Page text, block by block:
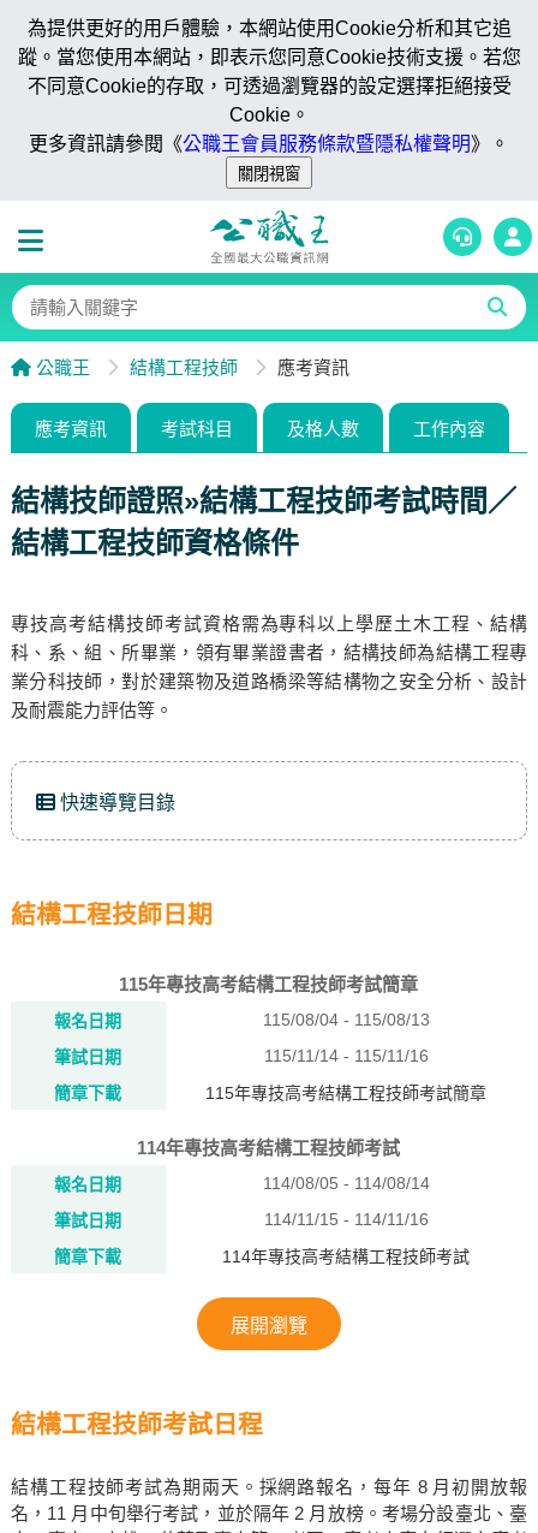
為提供更好的用戶體驗，本網站使用Cookie分析和其它追
蹤。當您使用本網站，即表示您同意Cookie技術支援。若您
不同意Cookie的存取，可透過瀏覽器的設定選擇拒絕接受
Cookie。
更多資訊請參閱《公職王會員服務條款暨隱私權聲明》。
公職王 結構工程技師 應考資訊
應考資訊 考試科目 及格人數 工作內容
結構技師證照»結構工程技師考試時間／
結構工程技師資格條件
專技高考結構技師考試資格需為專科以上學歷土木工程、結構
科、系、組、所畢業，領有畢業證書者，結構技師為結構工程專
業分科技師，對於建築物及道路橋梁等結構物之安全分析、設計
及耐震能力評估等。
快速導覽目錄
結構工程技師日期
115年專技高考結構工程技師考試簡章
報名日期
115/08/04 - 115/08/13
筆試日期
115/11/14 - 115/11/16
簡章下載
115年專技高考結構工程技師考試簡章
114年專技高考結構工程技師考試
報名日期
114/08/05 - 114/08/14
筆試日期
114/11/15 - 114/11/16
簡章下載
114年專技高考結構工程技師考試
展開瀏覽
結構工程技師考試日程
結構工程技師考試為期兩天。採網路報名，每年 8 月初開放報
名，11 月中旬舉行考試，並於隔年 2 月放榜。考場分設臺北、臺